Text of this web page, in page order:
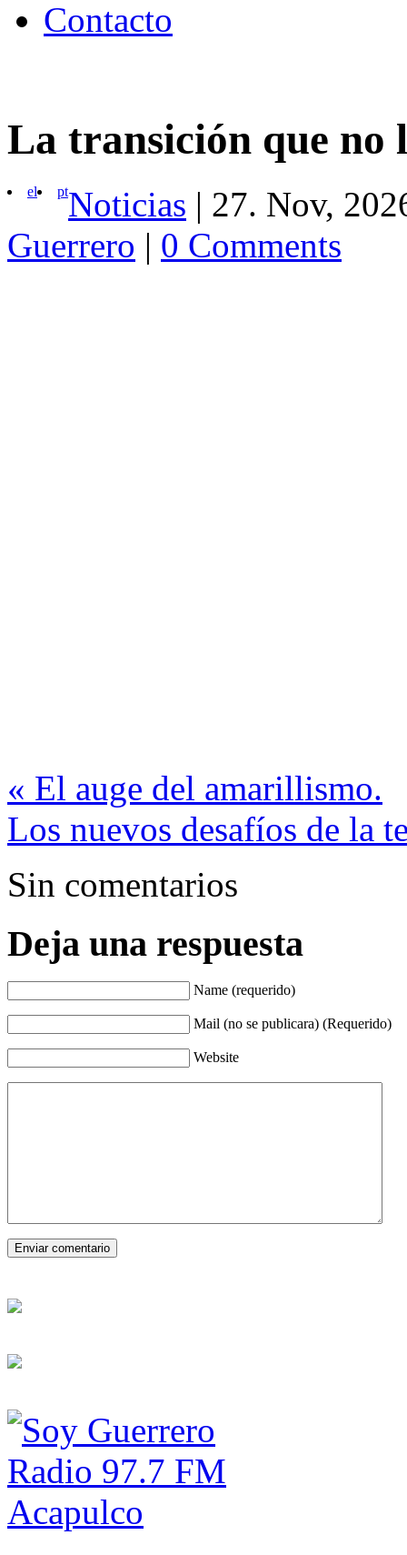
Contacto
La transición que no
el ptNoticias | 27. Nov,
Guerrero | 0 Comments
« El auge del amarillismo.
Los nuevos desafíos de la
Sin comentarios
Deja una respuesta
Name (requerido)
Mail (no se publicara) (Requerido)
Website